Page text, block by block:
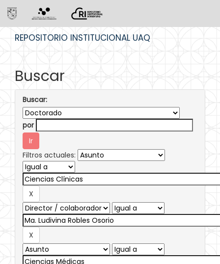
REPOSITORIO INSTITUCIONAL UAQ
Buscar
Buscar:
por
Filtros actuales: